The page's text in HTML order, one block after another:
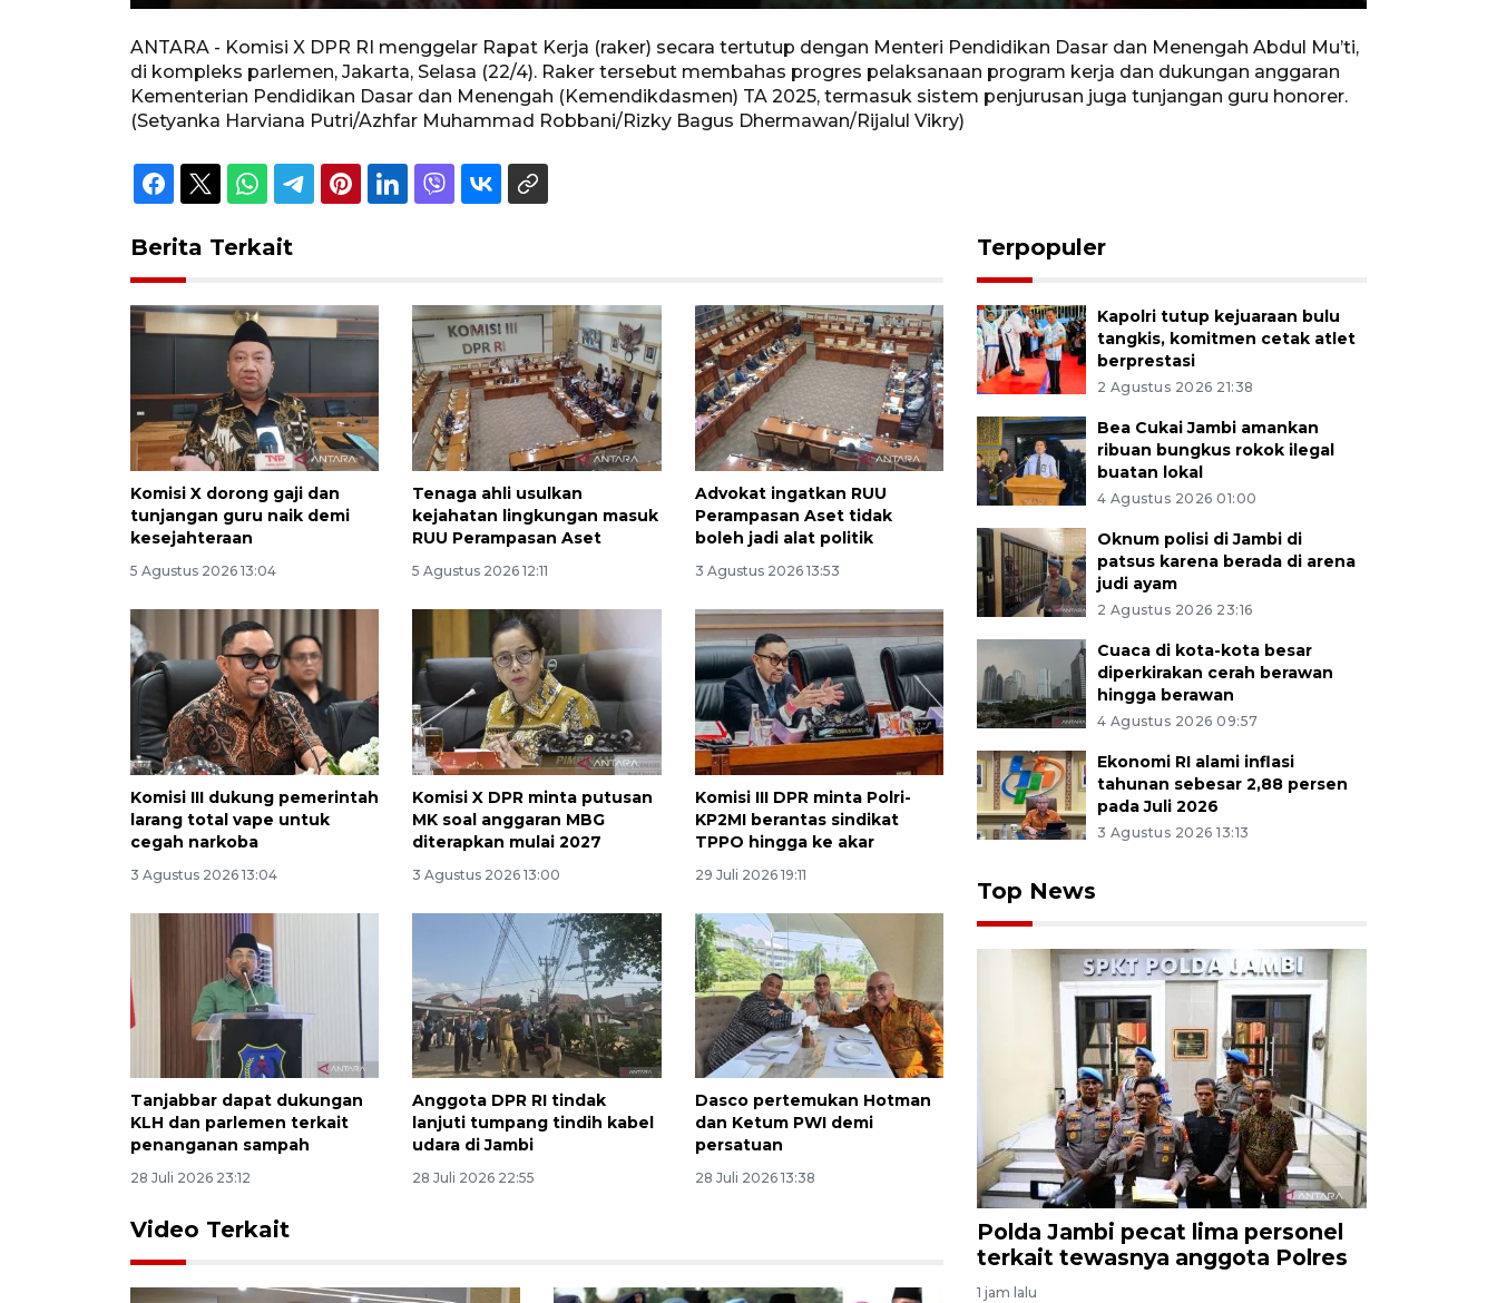
Unmute Play
Rewind
10s
Forward
10s
Settings
PIP Enter
fullscreen
ANTARA - Komisi X DPR RI menggelar Rapat Kerja (raker) secara tertutup dengan Menteri Pendidikan Dasar dan Menengah Abdul Mu’ti,
di kompleks parlemen, Jakarta, Selasa (22/4). Raker tersebut membahas progres pelaksanaan program kerja dan dukungan anggaran
Kementerian Pendidikan Dasar dan Menengah (Kemendikdasmen) TA 2025, termasuk sistem penjurusan juga tunjangan guru honorer.
(Setyanka Harviana Putri/Azhfar Muhammad Robbani/Rizky Bagus Dhermawan/Rijalul Vikry)
Berita Terkait
Komisi X dorong gaji dan
tunjangan guru naik demi
kesejahteraan
5 Agustus 2026 13:04
Tenaga ahli usulkan
kejahatan lingkungan masuk
RUU Perampasan Aset
5 Agustus 2026 12:11
Advokat ingatkan RUU
Perampasan Aset tidak
boleh jadi alat politik
3 Agustus 2026 13:53
Komisi III dukung pemerintah
larang total vape untuk
cegah narkoba
3 Agustus 2026 13:04
Komisi X DPR minta putusan
MK soal anggaran MBG
diterapkan mulai 2027
3 Agustus 2026 13:00
Komisi III DPR minta Polri-
KP2MI berantas sindikat
TPPO hingga ke akar
29 Juli 2026 19:11
Tanjabbar dapat dukungan
KLH dan parlemen terkait
penanganan sampah
28 Juli 2026 23:12
Anggota DPR RI tindak
lanjuti tumpang tindih kabel
udara di Jambi
28 Juli 2026 22:55
Dasco pertemukan Hotman
dan Ketum PWI demi
persatuan
28 Juli 2026 13:38
Video Terkait
Terpopuler
Kapolri tutup kejuaraan bulu
tangkis, komitmen cetak atlet
berprestasi
2 Agustus 2026 21:38
Bea Cukai Jambi amankan
ribuan bungkus rokok ilegal
buatan lokal
4 Agustus 2026 01:00
Oknum polisi di Jambi di
patsus karena berada di arena
judi ayam
2 Agustus 2026 23:16
Cuaca di kota-kota besar
diperkirakan cerah berawan
hingga berawan
4 Agustus 2026 09:57
Ekonomi RI alami inflasi
tahunan sebesar 2,88 persen
pada Juli 2026
3 Agustus 2026 13:13
Top News
Polda Jambi pecat lima personel
terkait tewasnya anggota Polres
1 jam lalu